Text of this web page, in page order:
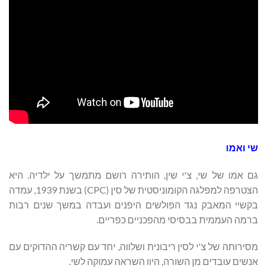
שי ואמו
גם אמו של שי, צ'י שין, הותירה רושם מתמשך על ילדיה. היא
הצטרפה למפלגה הקומוניסטית של סין (CPC) בשנת 1939, עמדה
בקשיי המאבק נגד הפולשים היפנים ועבדה במשך שנים רבות
ברמה העממית בבסיסי מהפכניים כפריים.
מסירותה של צ'י לסין ריבונית ושלווה, יחד עם קשריה ההדוקים עם
אנשים עובדים מן השורה, היוו השראה עמוקה לשי.